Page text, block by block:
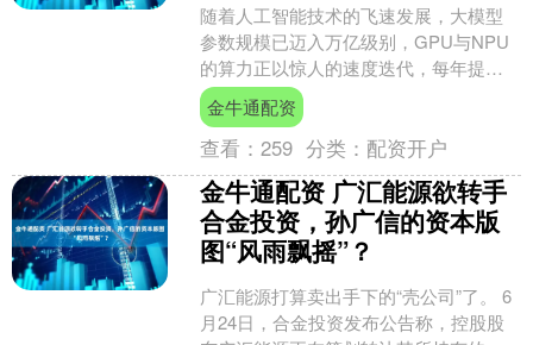
随着人工智能技术的飞速发展，大模型
参数规模已迈入万亿级别，GPU与NPU
的算力正以惊人的速度迭代，每年提升
幅度高达10倍。然而，在这一浪潮中，
存力性能的进步却显....
金牛通配资
查看：259 分类： 配资开户
金牛通配资 广汇能源欲转手
合金投资，孙广信的资本版
图“风雨飘摇”？
广汇能源打算卖出手下的“壳公司”了。 6
月24日，合金投资发布公告称，控股股